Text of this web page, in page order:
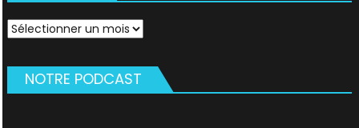
Archives
NOTRE PODCAST